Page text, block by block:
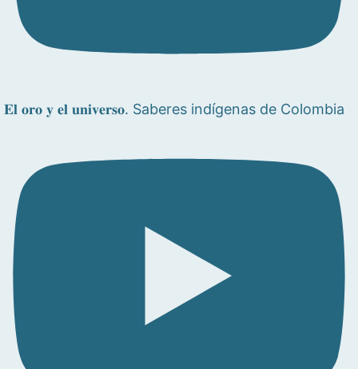
𝐄𝐥 𝐨𝐫𝐨 𝐲 𝐞𝐥 𝐮𝐧𝐢𝐯𝐞𝐫𝐬𝐨. Saberes indígenas de Colombia